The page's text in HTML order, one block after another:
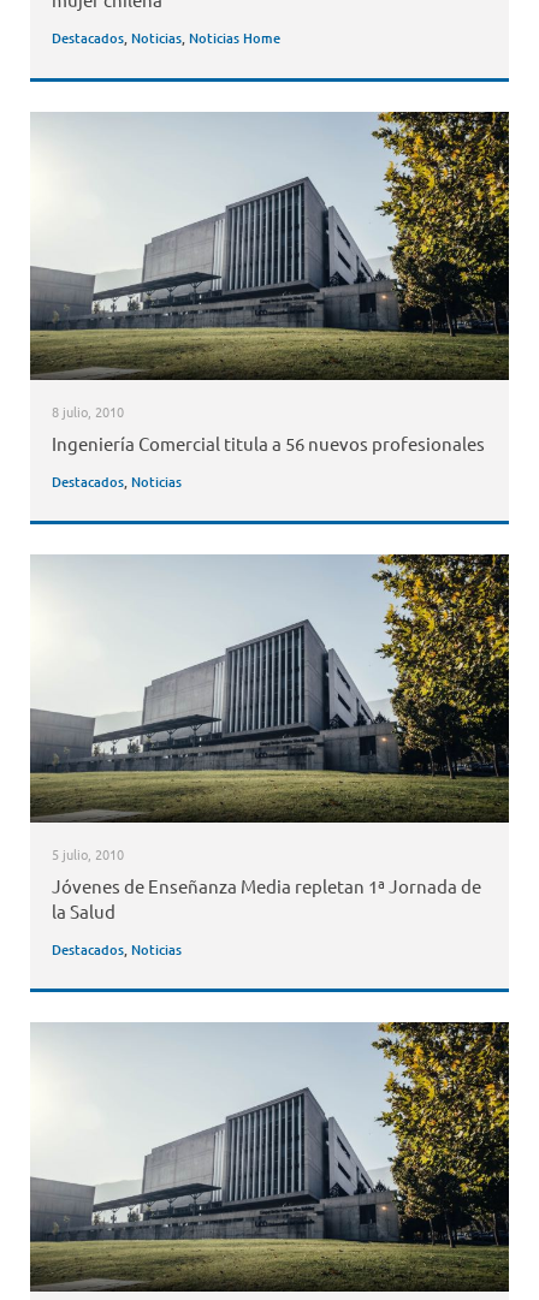
Destacados, Noticias, Noticias Home
8 julio, 2010
Ingeniería Comercial titula a 56 nuevos profesionales
Destacados, Noticias
5 julio, 2010
Jóvenes de Enseñanza Media repletan 1ª Jornada de
la Salud
Destacados, Noticias